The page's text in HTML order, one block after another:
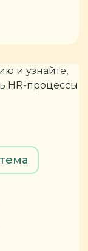
и узнайте,
HR-процессы